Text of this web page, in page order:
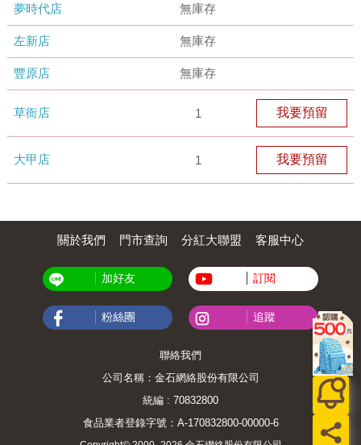
夢時代店 無庫存
左新店 無庫存
豐原店 無庫存
草衙店 1 我要預留
大甲店 1 我要預留
關於我們 門市查詢 分紅大聯盟 客服中心
加好友 訂閱
粉絲團 追蹤
聯絡我們
公司名稱：金石網絡股份有限公司
統編 : 70832800
食品業者登錄字號：A-170832800-00000-6